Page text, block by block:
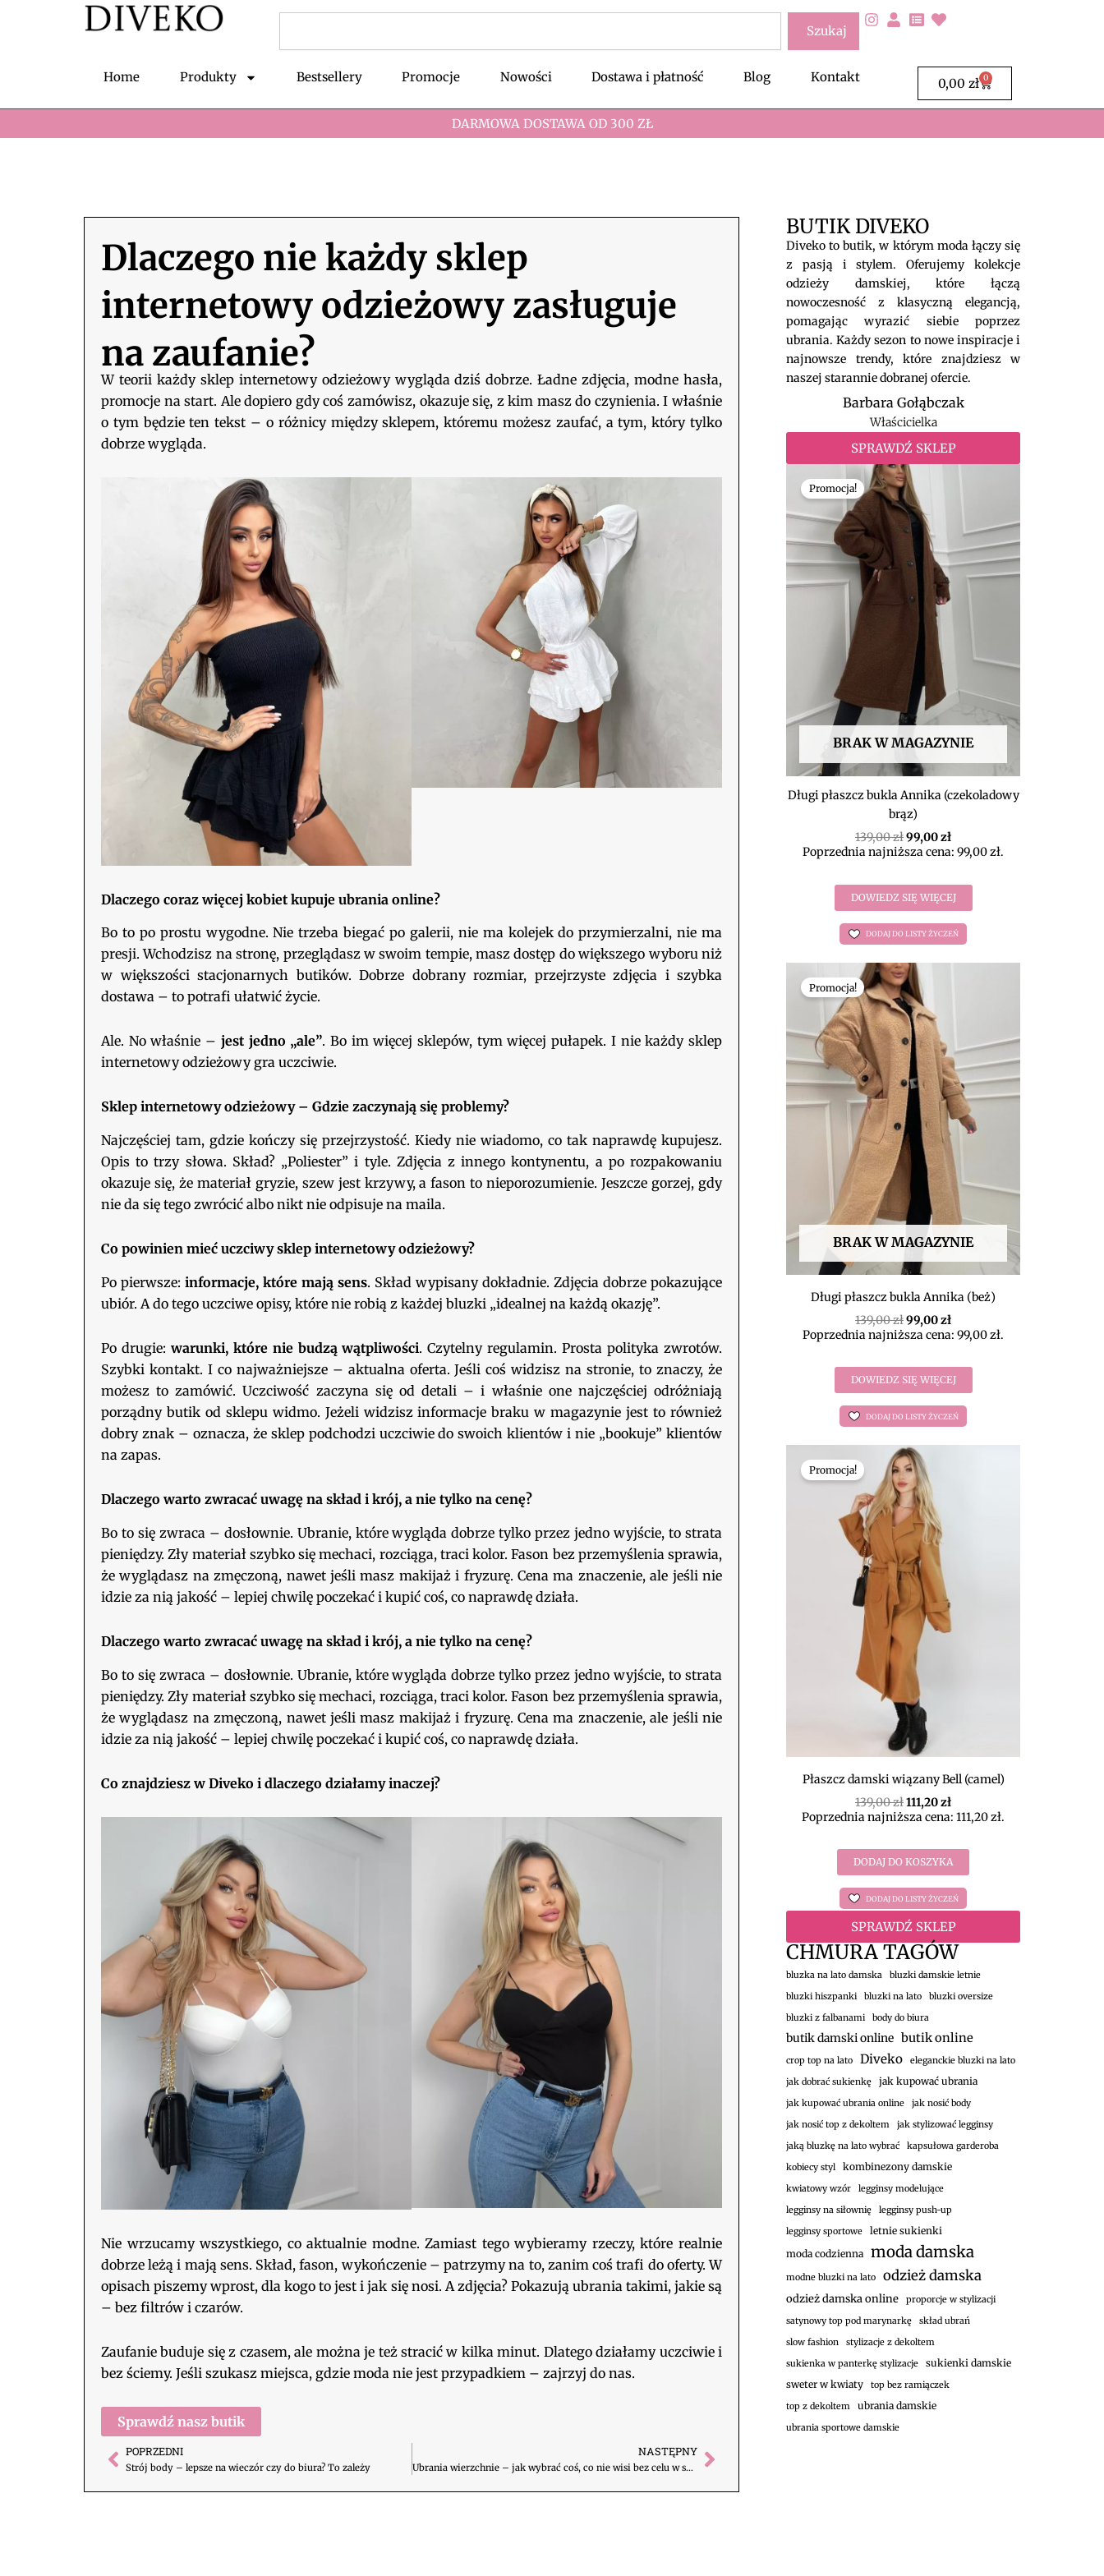
Szukaj
Home Produkty Bestsellery Promocje Nowości Dostawa i płatność Blog Kontakt 0,00 zł 0
Wózek
DARMOWA DOSTAWA OD 300 ZŁ
Dlaczego nie każdy sklep
internetowy odzieżowy zasługuje
na zaufanie?
W teorii każdy sklep internetowy odzieżowy wygląda dziś dobrze. Ładne zdjęcia, modne hasła,
promocje na start. Ale dopiero gdy coś zamówisz, okazuje się, z kim masz do czynienia. I właśnie
o tym będzie ten tekst – o różnicy między sklepem, któremu możesz zaufać, a tym, który tylko
dobrze wygląda.
Dlaczego coraz więcej kobiet kupuje ubrania online?
Bo to po prostu wygodne. Nie trzeba biegać po galerii, nie ma kolejek do przymierzalni, nie ma
presji. Wchodzisz na stronę, przeglądasz w swoim tempie, masz dostęp do większego wyboru niż
w większości stacjonarnych butików. Dobrze dobrany rozmiar, przejrzyste zdjęcia i szybka
dostawa – to potrafi ułatwić życie.
Ale. No właśnie – jest jedno „ale”. Bo im więcej sklepów, tym więcej pułapek. I nie każdy sklep
internetowy odzieżowy gra uczciwie.
Sklep internetowy odzieżowy – Gdzie zaczynają się problemy?
Najczęściej tam, gdzie kończy się przejrzystość. Kiedy nie wiadomo, co tak naprawdę kupujesz.
Opis to trzy słowa. Skład? „Poliester” i tyle. Zdjęcia z innego kontynentu, a po rozpakowaniu
okazuje się, że materiał gryzie, szew jest krzywy, a fason to nieporozumienie. Jeszcze gorzej, gdy
nie da się tego zwrócić albo nikt nie odpisuje na maila.
Co powinien mieć uczciwy sklep internetowy odzieżowy?
Po pierwsze: informacje, które mają sens. Skład wypisany dokładnie. Zdjęcia dobrze pokazujące
ubiór. A do tego uczciwe opisy, które nie robią z każdej bluzki „idealnej na każdą okazję”.
Po drugie: warunki, które nie budzą wątpliwości. Czytelny regulamin. Prosta polityka zwrotów.
Szybki kontakt. I co najważniejsze – aktualna oferta. Jeśli coś widzisz na stronie, to znaczy, że
możesz to zamówić. Uczciwość zaczyna się od detali – i właśnie one najczęściej odróżniają
porządny butik od sklepu widmo. Jeżeli widzisz informacje braku w magazynie jest to również
dobry znak – oznacza, że sklep podchodzi uczciwie do swoich klientów i nie „bookuje” klientów
na zapas.
Dlaczego warto zwracać uwagę na skład i krój, a nie tylko na cenę?
Bo to się zwraca – dosłownie. Ubranie, które wygląda dobrze tylko przez jedno wyjście, to strata
pieniędzy. Zły materiał szybko się mechaci, rozciąga, traci kolor. Fason bez przemyślenia sprawia,
że wyglądasz na zmęczoną, nawet jeśli masz makijaż i fryzurę. Cena ma znaczenie, ale jeśli nie
idzie za nią jakość – lepiej chwilę poczekać i kupić coś, co naprawdę działa.
Dlaczego warto zwracać uwagę na skład i krój, a nie tylko na cenę?
Bo to się zwraca – dosłownie. Ubranie, które wygląda dobrze tylko przez jedno wyjście, to strata
pieniędzy. Zły materiał szybko się mechaci, rozciąga, traci kolor. Fason bez przemyślenia sprawia,
że wyglądasz na zmęczoną, nawet jeśli masz makijaż i fryzurę. Cena ma znaczenie, ale jeśli nie
idzie za nią jakość – lepiej chwilę poczekać i kupić coś, co naprawdę działa.
Co znajdziesz w Diveko i dlaczego działamy inaczej?
Nie wrzucamy wszystkiego, co aktualnie modne. Zamiast tego wybieramy rzeczy, które realnie
dobrze leżą i mają sens. Skład, fason, wykończenie – patrzymy na to, zanim coś trafi do oferty. W
opisach piszemy wprost, dla kogo to jest i jak się nosi. A zdjęcia? Pokazują ubrania takimi, jakie są
– bez filtrów i czarów.
Zaufanie buduje się z czasem, ale można je też stracić w kilka minut. Dlatego działamy uczciwie i
bez ściemy. Jeśli szukasz miejsca, gdzie moda nie jest przypadkiem – zajrzyj do nas.
Sprawdź nasz butik
Prev
POPRZEDNI
Strój body – lepsze na wieczór czy do biura? To zależy
NASTĘPNY
Ubrania wierzchnie – jak wybrać coś, co nie wisi bez celu w szafie Następny
BUTIK DIVEKO
Diveko to butik, w którym moda łączy się
z pasją i stylem. Oferujemy kolekcje
odzieży damskiej, które łączą
nowoczesność z klasyczną elegancją,
pomagając wyrazić siebie poprzez
ubrania. Każdy sezon to nowe inspiracje i
najnowsze trendy, które znajdziesz w
naszej starannie dobranej ofercie.
Barbara Gołąbczak
Właścicielka
SPRAWDŹ SKLEP
BRAK W MAGAZYNIE
Promocja!
Długi płaszcz bukla Annika (czekoladowy
brąz)
139,00zł
Pierwotna
cena
wynosiła:
139,00 zł.
99,00zł
Poprzednia najniższa cena: 99,00zł.
DOWIEDZ SIĘ WIĘCEJ
DODAJ DO LISTY ŻYCZEŃ
BRAK W MAGAZYNIE
Promocja!
Długi płaszcz bukla Annika (beż)
139,00zł
Pierwotna
cena
wynosiła:
139,00 zł.
99,00zł
Poprzednia najniższa cena: 99,00zł.
DOWIEDZ SIĘ WIĘCEJ
DODAJ DO LISTY ŻYCZEŃ
Promocja!
Płaszcz damski wiązany Bell (camel)
139,00zł
Pierwotna
cena
wynosiła:
139,00 zł.
111,20zł
Poprzednia najniższa cena: 111,20zł.
DODAJ DO KOSZYKA
DODAJ DO LISTY ŻYCZEŃ
SPRAWDŹ SKLEP
CHMURA TAGÓW
bluzka na lato damska
bluzki damskie letnie
bluzki hiszpanki
bluzki na lato
bluzki oversize
bluzki z falbanami
body do biura
butik damski online butik online
crop top na lato Diveko
eleganckie bluzki na lato
jak dobrać sukienkę
jak kupować ubrania
jak kupować ubrania online
jak nosić body
jak nosić top z dekoltem
jak stylizować legginsy
jaką bluzkę na lato wybrać
kapsułowa garderoba
kobiecy styl
kombinezony damskie
kwiatowy wzór
legginsy modelujące
legginsy na siłownię
legginsy push-up
legginsy sportowe
letnie sukienki
moda codzienna moda damska
modne bluzki na lato odzież damska
odzież damska online
proporcje w stylizacji
satynowy top pod marynarkę
skład ubrań
slow fashion
stylizacje z dekoltem
sukienka w panterkę stylizacje
sukienki damskie
sweter w kwiaty
top bez ramiączek
top z dekoltem
ubrania damskie
ubrania sportowe damskie